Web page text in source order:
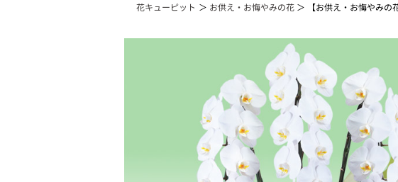
花キューピット お供え・お悔やみの花 【お供え・お悔やみ